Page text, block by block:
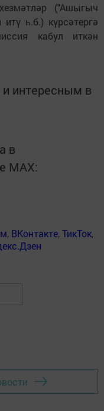
("Ашыгыч
һ.б.) күрсәтергә
кабул иткән
интересным в
в
MАХ:
, ВКонтакте,ТикТок,